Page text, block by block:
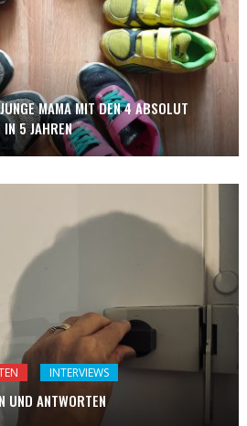
MAMA MIT DEN 4 ABSOLUT
IN 5 JAHREN
INTERVIEWS
UND ANTWORTEN